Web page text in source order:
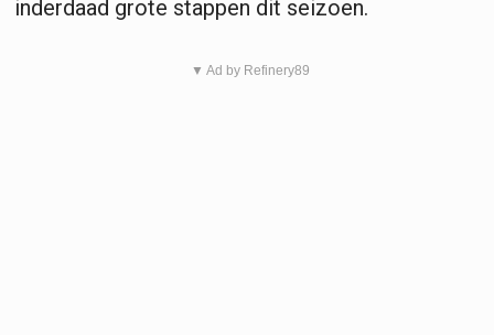
inderdaad grote stappen dit seizoen.
▼ Ad by Refinery89